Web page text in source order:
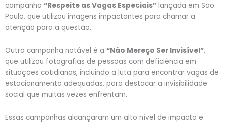
campanha “Respeite as Vagas Especiais” lançada em São
Paulo, que utilizou imagens impactantes para chamar a
atenção para a questão.
Outra campanha notável é a “Não Mereço Ser Invisível”,
que utilizou fotografias de pessoas com deficiência em
situações cotidianas, incluindo a luta para encontrar vagas de
estacionamento adequadas, para destacar a invisibilidade
social que muitas vezes enfrentam.
Essas campanhas alcançaram um alto nível de impacto e